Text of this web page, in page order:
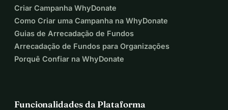
Criar Campanha WhyDonate
Como Criar uma Campanha na WhyDonate
Guias de Arrecadação de Fundos
Arrecadação de Fundos para Organizações
Porquê Confiar na WhyDonate
Funcionalidades da Plataforma